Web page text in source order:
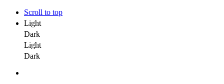
Scroll to top
Light
Dark
Light
Dark